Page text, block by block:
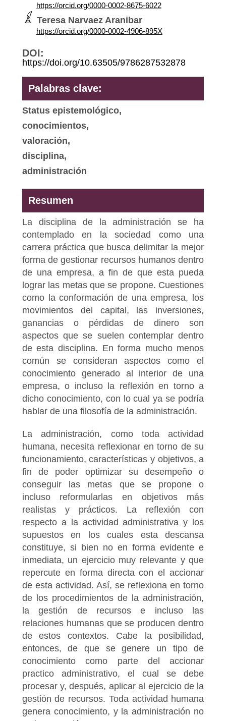
https://orcid.org/0000-0002-8675-6022
Teresa Narvaez Aranibar
https://orcid.org/0000-0002-4906-895X
DOI:
https://doi.org/10.63505/9786287532878
Palabras clave:
Status epistemológico,
conocimientos,
valoración,
disciplina,
administración
Resumen
La disciplina de la administración se ha
contemplado en la sociedad como una
carrera práctica que busca delimitar la mejor
forma de gestionar recursos humanos dentro
de una empresa, a fin de que esta pueda
lograr las metas que se propone. Cuestiones
como la conformación de una empresa, los
movimientos del capital, las inversiones,
ganancias o pérdidas de dinero son
aspectos que se suelen contemplar dentro
de esta disciplina. En forma mucho menos
común se consideran aspectos como el
conocimiento generado al interior de una
empresa, o incluso la reflexión en torno a
dicho conocimiento, con lo cual ya se podría
hablar de una filosofía de la administración.
La administración, como toda actividad
humana, necesita reflexionar en torno de su
funcionamiento, características y objetivos, a
fin de poder optimizar su desempeño o
conseguir las metas que se propone o
incluso reformularlas en objetivos más
realistas y prácticos. La reflexión con
respecto a la actividad administrativa y los
supuestos en los cuales esta descansa
constituye, si bien no en forma evidente e
inmediata, un ejercicio muy relevante y que
repercute en forma directa con el accionar
de esta actividad. Así, se reflexiona en torno
de los procedimientos de la administración,
la gestión de recursos e incluso las
relaciones humanas que se producen dentro
de estos contextos. Cabe la posibilidad,
entonces, de que se genere un tipo de
conocimiento como parte del accionar
practico administrativo, el cual se debe
procesar y, después, aplicar al ejercicio de la
gestión de recursos. Toda actividad humana
genera conocimiento, y la administración no